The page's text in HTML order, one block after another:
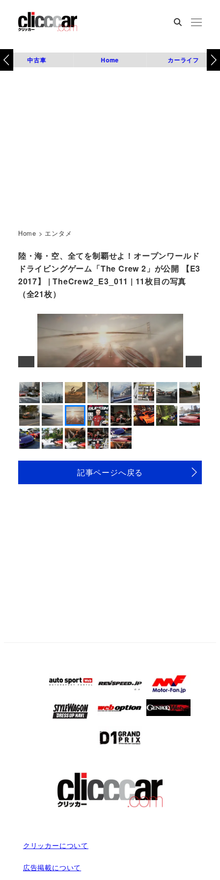
中古車 Home カーライフ
Home > エンタメ
陸・海・空、全てを制覇せよ！オープンワールド
ドライビングゲーム「The Crew 2」が公開 【E3
2017】 | TheCrew2_E3_011 | 11枚目の写真
（全21枚）
記事ページへ戻る
クリッカーについて
広告掲載について